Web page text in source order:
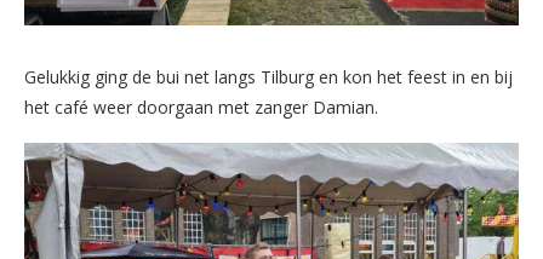
Gelukkig ging de bui net langs Tilburg en kon het feest in en bij
het café weer doorgaan met zanger Damian.